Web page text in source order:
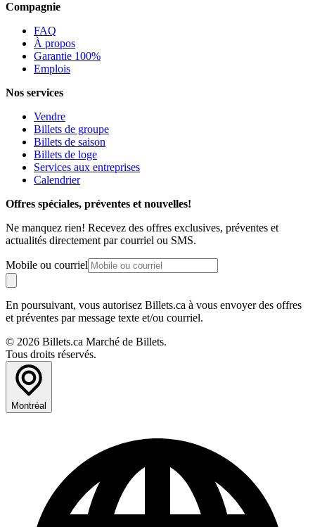
Compagnie
FAQ
À propos
Garantie 100%
Emplois
Nos services
Vendre
Billets de groupe
Billets de saison
Billets de loge
Services aux entreprises
Calendrier
Offres spéciales, préventes et nouvelles!
Ne manquez rien! Recevez des offres exclusives, préventes et
actualités directement par courriel ou SMS.
Mobile ou courriel
En poursuivant, vous autorisez Billets.ca à vous envoyer des offres
et préventes par message texte et/ou courriel.
© 2026 Billets.ca Marché de Billets.
Tous droits réservés.
Montréal